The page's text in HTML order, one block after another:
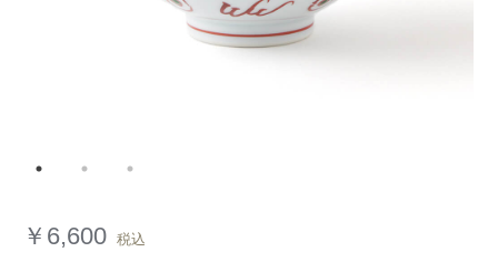
￥6,600 税込